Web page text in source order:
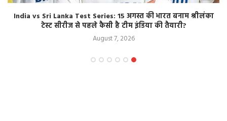
India vs Sri Lanka Test Series: 15 अगस्त की भारत बनाम श्रीलंका
टेस्ट सीरीज से पहले कैसी है टीम इंडिया की तैयारी?
August 7, 2026